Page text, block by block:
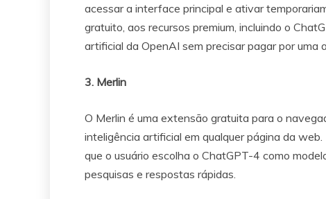
acessar a interface principal e ativar
gratuito, aos recursos premium, incluindo o
artificial da OpenAI sem precisar pagar por uma
3. Merlin
O Merlin é uma extensão gratuita para o
inteligência artificial em qualquer página da
que o usuário escolha o ChatGPT-4 como
pesquisas e respostas rápidas.